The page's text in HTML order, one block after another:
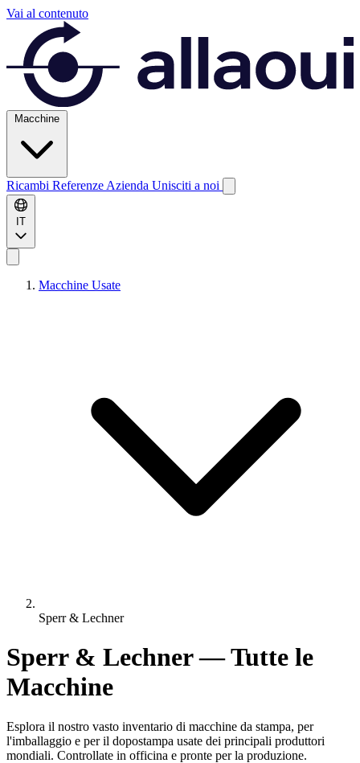
Vai al contenuto
Macchine
Ricambi Referenze Azienda Unisciti a noi
IT
Macchine Usate
Sperr & Lechner
Sperr & Lechner — Tutte le
Macchine
Esplora il nostro vasto inventario di macchine da stampa, per
l'imballaggio e per il dopostampa usate dei principali produttori
mondiali. Controllate in officina e pronte per la produzione.